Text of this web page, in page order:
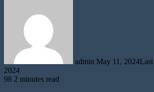
admin May 11, 2024
2024
98 2 minutes read